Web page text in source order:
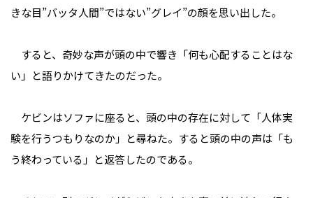
きな目――”バッタ人間”ではない”グレイ”の顔を思い出した。
すると、奇妙な声が頭の中で響き「何も心配することはな
い」と語りかけてきたのだった。
ケビンはソファに座ると、頭の中の存在に対して「人体実
験を行うつもりなのか」と尋ねた。すると頭の中の声は「も
う終わっている」と返答したのである。